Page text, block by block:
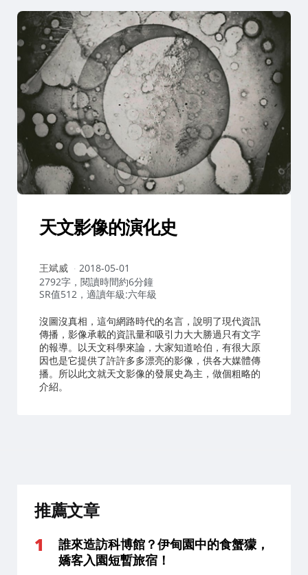
天文影像的演化史
作
者：
王斌威
2018-05-01
2792字，閱讀時間約6分鐘
SR值512，適讀年級:六年級
沒圖沒真相，這句網路時代的名言，說明了現代資訊
傳播，影像承載的資訊量和吸引力大大勝過只有文字
的報導。以天文科學來論，大家知道哈伯，有很大原
因也是它提供了許許多多漂亮的影像，供各大媒體傳
播。所以此文就天文影像的發展史為主，做個粗略的
介紹。
推薦文章
誰來造訪科博館？伊甸園中的食蟹獴，
嬌客入園短暫旅宿！